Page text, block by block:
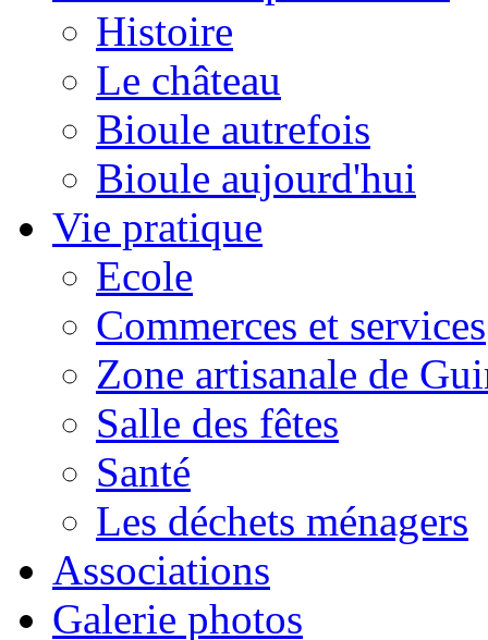
Histoire
Le château
Bioule autrefois
Bioule aujourd'hui
Vie pratique
Ecole
Commerces et services
Zone artisanale de
Salle des fêtes
Santé
Les déchets ménagers
Associations
Galerie photos